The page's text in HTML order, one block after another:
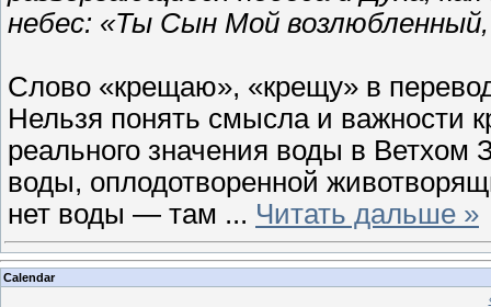
небес: «Ты Сын Мой
Слово «крещаю», «крещу» в
Нельзя понять смысла и важности
реального значения воды в Ветхом
воды, оплодотворенной
нет воды — там ... Читать дальше »
Calendar